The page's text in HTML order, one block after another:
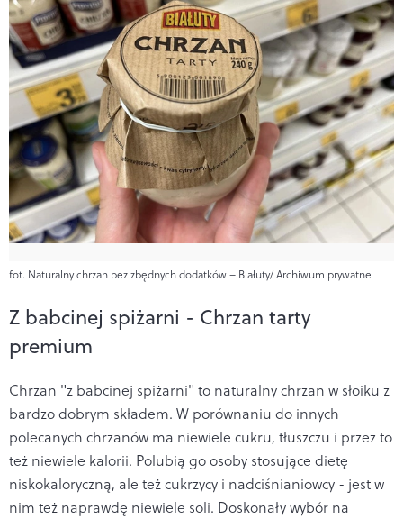
fot. Naturalny chrzan bez zbędnych dodatków – Białuty/ Archiwum prywatne
Z babcinej spiżarni - Chrzan tarty
premium
Chrzan "z babcinej spiżarni" to naturalny chrzan w słoiku z
bardzo dobrym składem. W porównaniu do innych
polecanych chrzanów ma niewiele cukru, tłuszczu i przez to
też niewiele kalorii. Polubią go osoby stosujące dietę
niskokaloryczną, ale też cukrzycy i nadciśnianiowcy - jest w
nim też naprawdę niewiele soli. Doskonały wybór na